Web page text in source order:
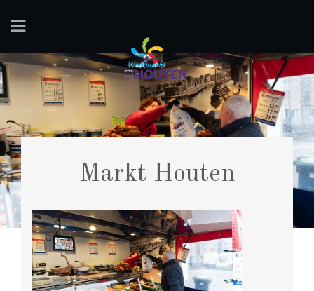
Markt Houten